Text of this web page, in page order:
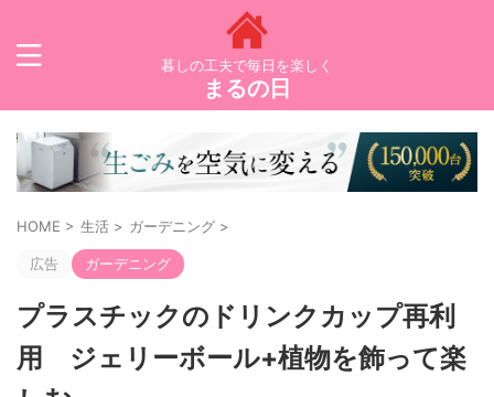
暮しの工夫で毎日を楽しく
まるの日
HOME > 生活 > ガーデニング >
広告 ガーデニング
プラスチックのドリンクカップ再利
用 ジェリーボール+植物を飾って楽